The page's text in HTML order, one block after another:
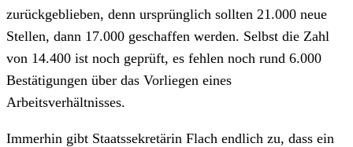
zurückgeblieben, denn ursprünglich sollten 21.000 neue
Stellen, dann 17.000 geschaffen werden. Selbst die Zahl
von 14.400 ist noch geprüft, es fehlen noch rund 6.000
Bestätigungen über das Vorliegen eines
Arbeitsverhältnisses.
Immerhin gibt Staatssekretärin Flach endlich zu, dass ein